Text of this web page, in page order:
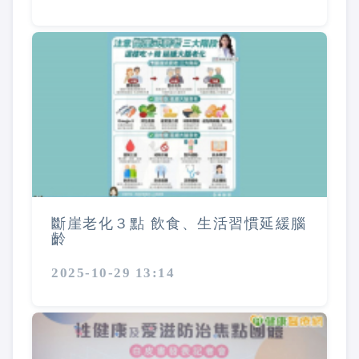
斷崖老化３點 飲食、生活習慣延緩腦
齡
2025-10-29 13:14